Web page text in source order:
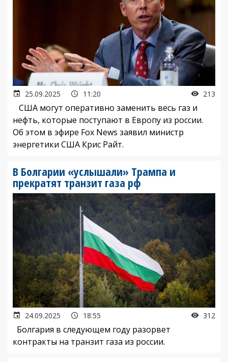
25.09.2025 11:20 213
США могут оперативно заменить весь газ и
нефть, которые поступают в Европу из россии.
Об этом в эфире Fox News заявил министр
энергетики США Крис Райт.
В Болгарии «услышали» Трампа и
прекратят транзит газа рф
24.09.2025 18:55 312
Болгария в следующем году разорвет
контракты на транзит газа из россии.